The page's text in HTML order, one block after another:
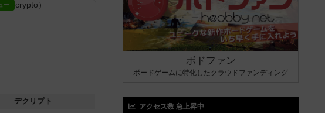
ー
デクリプト
ボドファン
ボードゲームに特化したクラウドファンディング
アクセス数 急上昇中